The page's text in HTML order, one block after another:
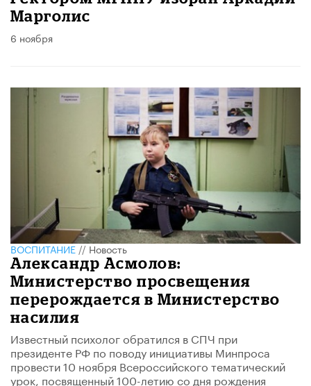
Марголис
6 ноября
ВОСПИТАНИЕ//Новость
Александр Асмолов:
Министерство просвещения
перерождается в Министерство
насилия
Известный психолог обратился в СПЧ при
президенте РФ по поводу инициативы Минпроса
провести 10 ноября Всероссийского тематический
урок, посвященный 100-летию со дня рождения